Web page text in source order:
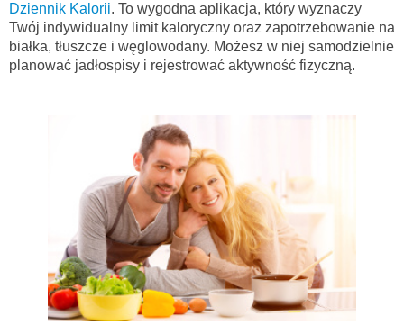
Dziennik Kalorii. To wygodna aplikacja, który wyznaczy
Twój indywidualny limit kaloryczny oraz zapotrzebowanie na
białka, tłuszcze i węglowodany. Możesz w niej samodzielnie
planować jadłospisy i rejestrować aktywność fizyczną.